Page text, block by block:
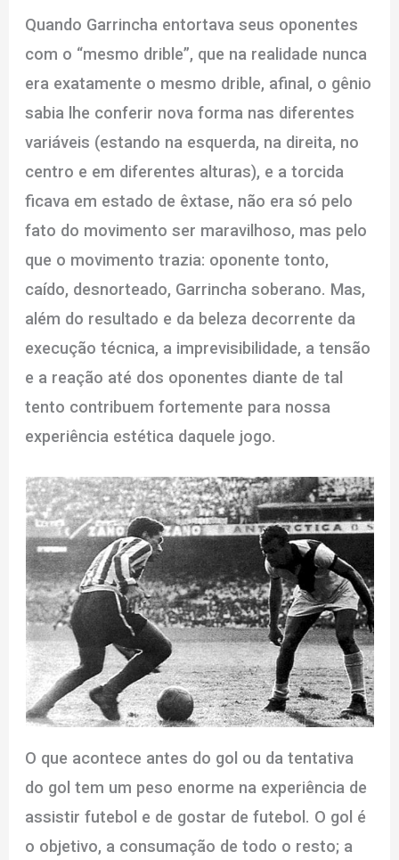
Quando Garrincha entortava seus oponentes
com o “mesmo drible”, que na realidade nunca
era exatamente o mesmo drible, afinal, o gênio
sabia lhe conferir nova forma nas diferentes
variáveis (estando na esquerda, na direita, no
centro e em diferentes alturas), e a torcida
ficava em estado de êxtase, não era só pelo
fato do movimento ser maravilhoso, mas pelo
que o movimento trazia: oponente tonto,
caído, desnorteado, Garrincha soberano. Mas,
além do resultado e da beleza decorrente da
execução técnica, a imprevisibilidade, a tensão
e a reação até dos oponentes diante de tal
tento contribuem fortemente para nossa
experiência estética daquele jogo.
O que acontece antes do gol ou da tentativa
do gol tem um peso enorme na experiência de
assistir futebol e de gostar de futebol. O gol é
o objetivo, a consumação de todo o resto; a